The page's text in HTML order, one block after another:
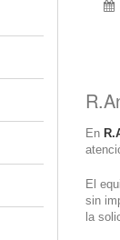
En
El
sin
la